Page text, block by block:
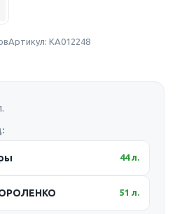
Артикул: КА012248
44 л.
51 л.